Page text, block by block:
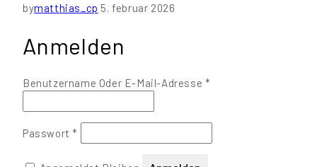
bymatthias_cp 5. februar 2026
Anmelden
Benutzername Oder E-Mail-Adresse *
Passwort *